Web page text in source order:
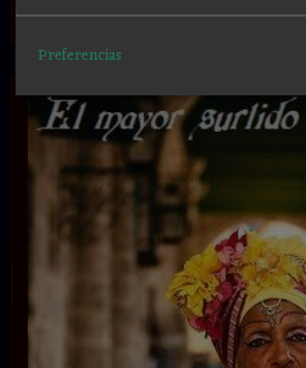
.
Preferencias